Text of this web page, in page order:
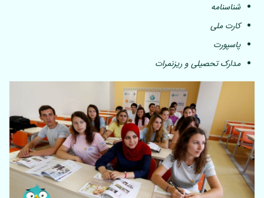
شناسنامه
کارت ملی
پاسپورت
مدارک تحصیلی و ریزنمرات